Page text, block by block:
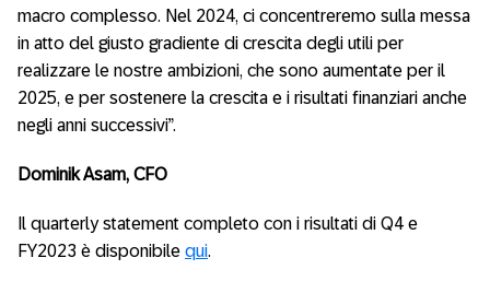
macro complesso. Nel 2024, ci concentreremo sulla messa
in atto del giusto gradiente di crescita degli utili per
realizzare le nostre ambizioni, che sono aumentate per il
2025, e per sostenere la crescita e i risultati finanziari anche
negli anni successivi”.
Dominik Asam, CFO
Il quarterly statement completo con i risultati di Q4 e
FY2023 è disponibile qui.